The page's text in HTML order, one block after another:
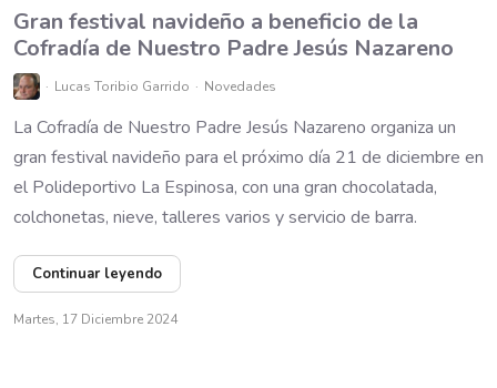
Gran festival navideño a beneficio de la
Cofradía de Nuestro Padre Jesús Nazareno
Lucas Toribio Garrido Novedades
La Cofradía de Nuestro Padre Jesús Nazareno organiza un
gran festival navideño para el próximo día 21 de diciembre en
el Polideportivo La Espinosa, con una gran chocolatada,
colchonetas, nieve, talleres varios y servicio de barra.
Continuar leyendo
Martes, 17 Diciembre 2024